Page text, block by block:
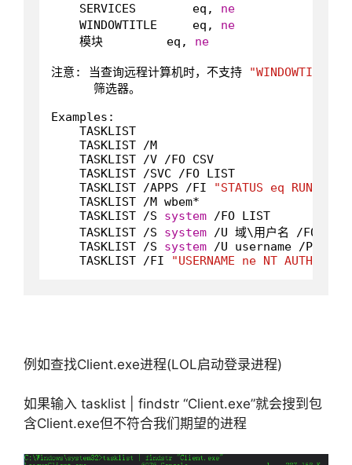
    SERVICES        eq,
ne
    WINDOWTITLE     eq,
ne
    模块         eq,
ne
注意: 当查询远程计算机时，不支持 "WINDOWTITLE"
      筛选器。
Examples:
    TASKLIST
    TASKLIST /M
    TASKLIST /V /FO CSV
    TASKLIST /SVC /FO LIST
    TASKLIST /APPS /FI
"STATUS eq RUNNING"
    TASKLIST /M wbem*
    TASKLIST /S
system /FO LIST
    TASKLIST /S
system /U 域\用户名 /FO CSV
    TASKLIST /S
system /U username /P
    TASKLIST /FI
"USERNAME ne NT
例如查找Client.exe进程(LOL启动登录进程)
如果输入 tasklist | findstr “Client.exe”就会搜到包
含Client.exe但不符合我们期望的进程